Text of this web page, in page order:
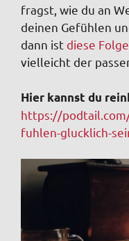
fragst, wie du an
deinen Gefühlen
dann istdiese
vielleicht der
Hier kannst du
https://
fuhlen-glucklich-